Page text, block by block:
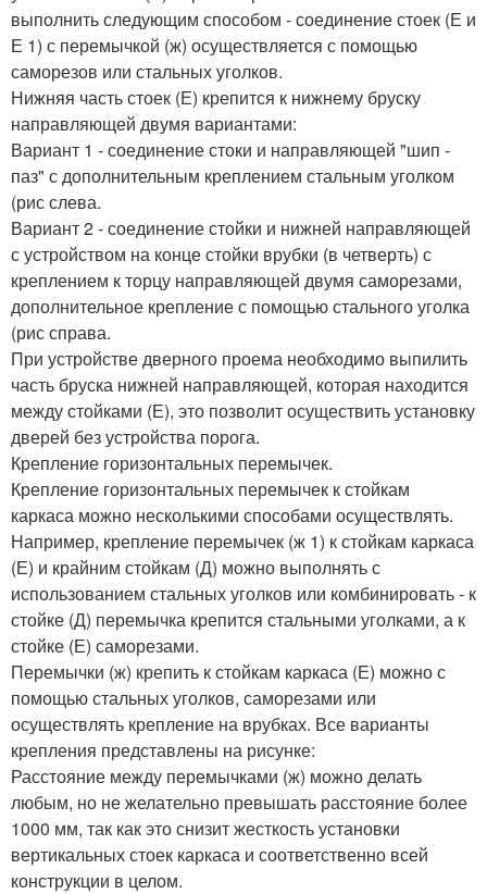
выполнить следующим способом - соединение стоек (Е и
Е 1) с перемычкой (ж) осуществляется с помощью
саморезов или стальных уголков.
Нижняя часть стоек (Е) крепится к нижнему бруску
направляющей двумя вариантами:
Вариант 1 - соединение стоки и направляющей "шип -
паз" с дополнительным креплением стальным уголком
(рис слева.
Вариант 2 - соединение стойки и нижней направляющей
с устройством на конце стойки врубки (в четверть) с
креплением к торцу направляющей двумя саморезами,
дополнительное крепление с помощью стального уголка
(рис справа.
При устройстве дверного проема необходимо выпилить
часть бруска нижней направляющей, которая находится
между стойками (Е), это позволит осуществить установку
дверей без устройства порога.
Крепление горизонтальных перемычек.
Крепление горизонтальных перемычек к стойкам
каркаса можно несколькими способами осуществлять.
Например, крепление перемычек (ж 1) к стойкам каркаса
(Е) и крайним стойкам (Д) можно выполнять с
использованием стальных уголков или комбинировать - к
стойке (Д) перемычка крепится стальными уголками, а к
стойке (Е) саморезами.
Перемычки (ж) крепить к стойкам каркаса (Е) можно с
помощью стальных уголков, саморезами или
осуществлять крепление на врубках. Все варианты
крепления представлены на рисунке:
Расстояние между перемычками (ж) можно делать
любым, но не желательно превышать расстояние более
1000 мм, так как это снизит жесткость установки
вертикальных стоек каркаса и соответственно всей
конструкции в целом.